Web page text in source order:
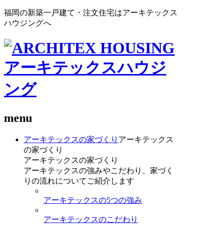
福岡の新築一戸建て・注文住宅はアーキテックス
ハウジングへ
menu
アーキテックスの家づくり アーキテックス
の家づくり
アーキテックスの家づくり
アーキテックスの強みやこだわり、家づく
りの流れについてご紹介します
アーキテックスの5つの強み
アーキテックスのこだわり